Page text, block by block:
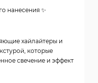
нанесения ✨
хайлайтеры и
которые
свечение и эффект